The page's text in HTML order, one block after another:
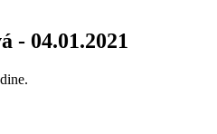
- 04.01.2021